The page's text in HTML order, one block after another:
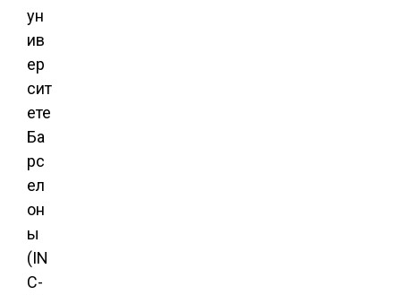
ун
ив
ер
сит
ете
Ба
рс
ел
он
ы
(IN
C-